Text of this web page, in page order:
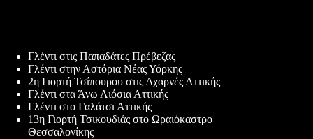
Γλέντι στις Παπαδάτες Πρέβεζας
Γλέντι στην Αστόρια Νέας Υόρκης
2η Γιορτή Τσίπουρου στις Αχαρνές Αττικής
Γλέντι στα Άνω Λιόσια Αττικής
Γλέντι στο Γαλάτσι Αττικής
13η Γιορτή Τσικουδιάς στο Ωραιόκαστρο
Θεσσαλονίκης